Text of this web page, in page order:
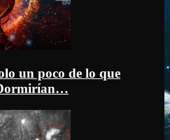
un poco de lo que